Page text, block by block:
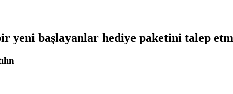
yeni başlayanlar hediye paketini talep